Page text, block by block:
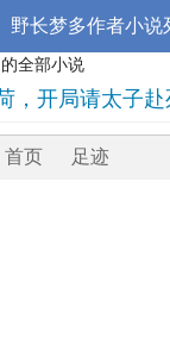
野长梦多作者小说
全部小说
，开局请太子赴
首页 足迹